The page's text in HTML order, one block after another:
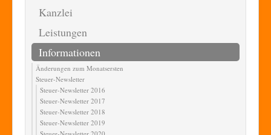
Kanzlei
Leistungen
Informationen
Änderungen zum Monatsersten
Steuer-Newsletter
Steuer-Newsletter 2016
Steuer-Newsletter 2017
Steuer-Newsletter 2018
Steuer-Newsletter 2019